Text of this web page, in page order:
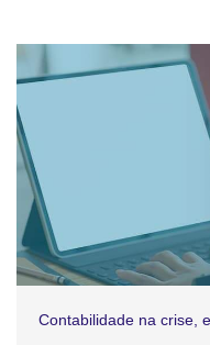
Contabilidade na crise,